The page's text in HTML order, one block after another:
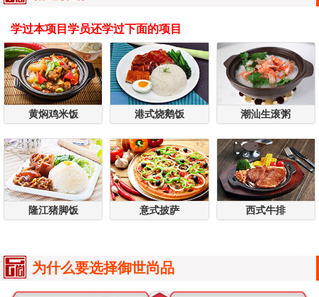
学过本项目学员还学过下面的项目
黄焖鸡米饭 港式烧鹅饭 潮汕生滚粥
隆江猪脚饭 意式披萨 西式牛排
为什么要选择御世尚品